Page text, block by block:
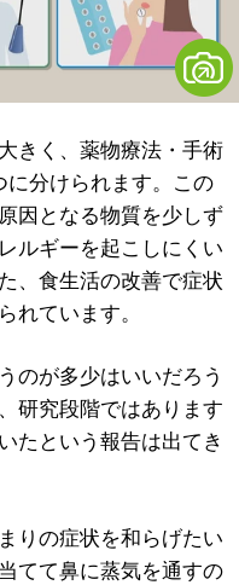
きく、薬物療法・手術
に分けられます。この
因となる物質を少しず
ルギーを起こしにくい
、食生活の改善で症状
れています。
のが多少はいいだろう
研究段階ではあります
たという報告は出てき
りの症状を和らげたい
てて鼻に蒸気を通すの